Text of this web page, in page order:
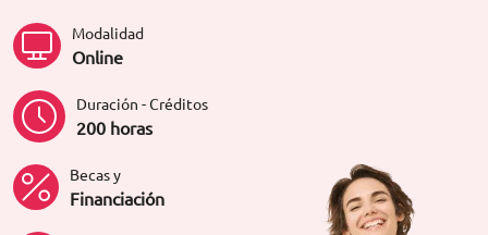
Modalidad
Online
Duración - Créditos
200 horas
Becas y
Financiación